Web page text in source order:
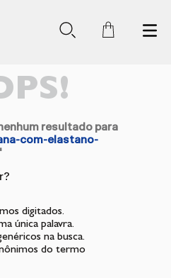
resultado para
com-elastano-
digitados.
única palavra.
na busca.
do termo